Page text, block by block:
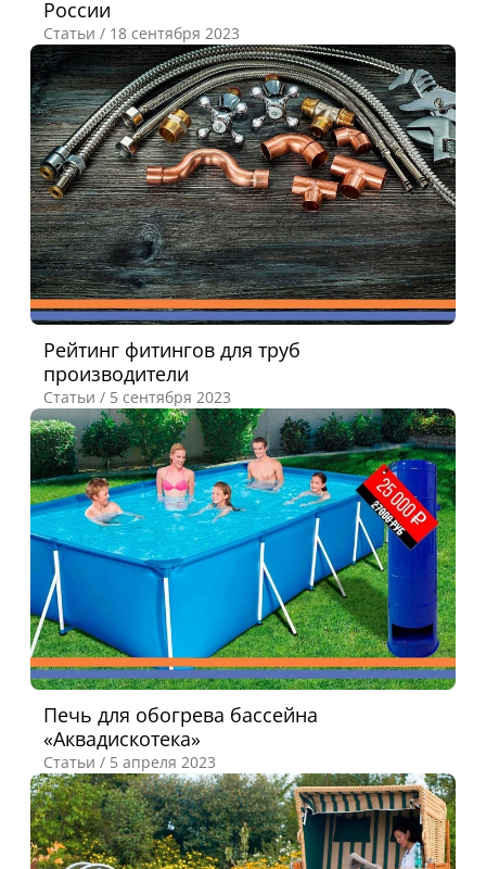
России
Статьи / 18 сентября 2023
Рейтинг фитингов для труб
производители
Статьи / 5 сентября 2023
Печь для обогрева бассейна
«Аквадискотека»
Статьи / 5 апреля 2023